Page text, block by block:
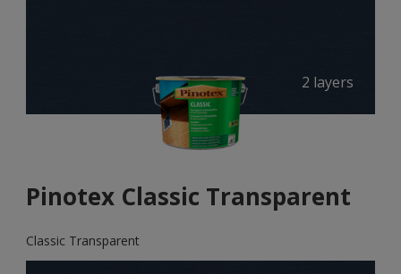
2 layers
Pinotex Classic Transparent
Classic Transparent